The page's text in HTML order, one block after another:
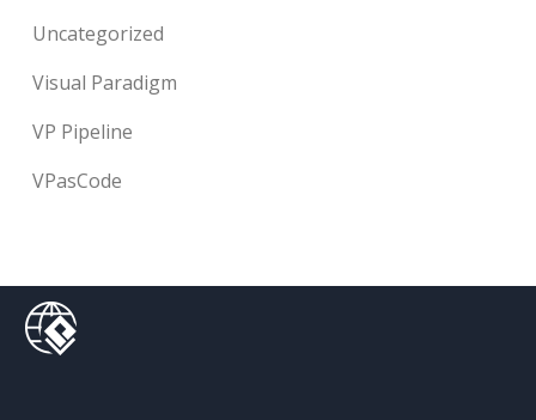
Uncategorized
Visual Paradigm
VP Pipeline
VPasCode